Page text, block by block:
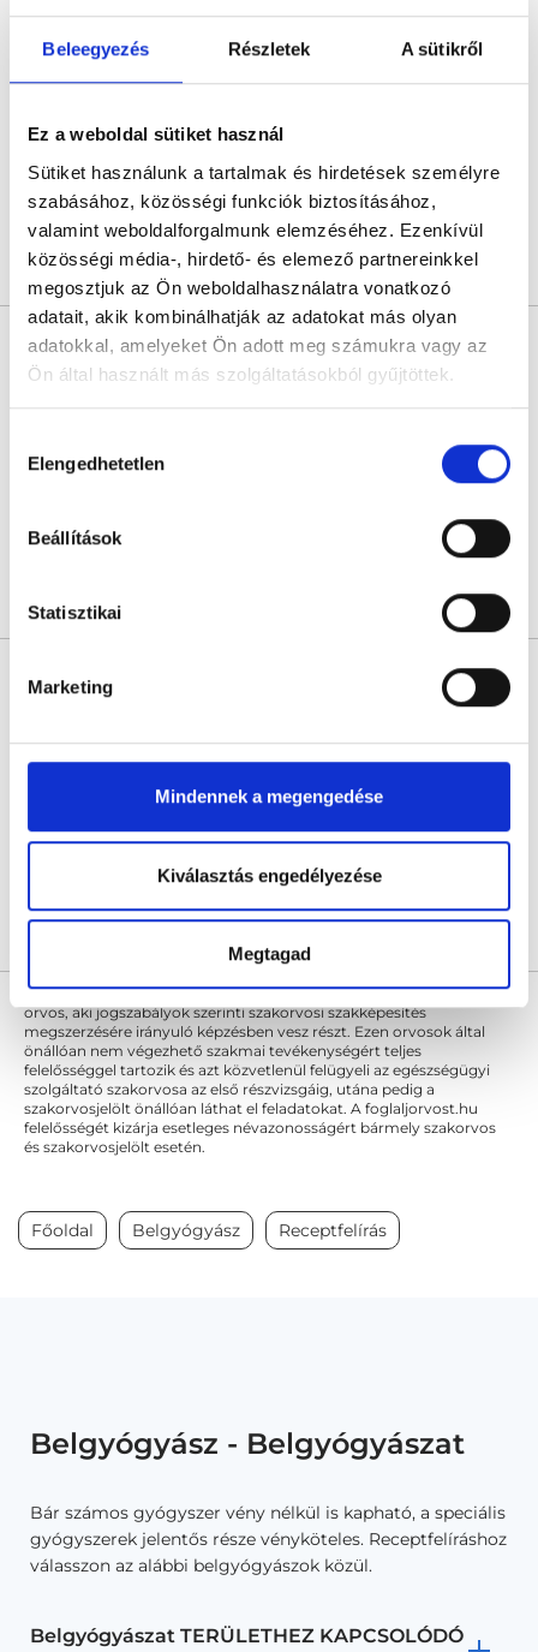
Beleegyezés Részletek A sütikről
Ez a weboldal sütiket használ
Sütiket használunk a tartalmak és hirdetések személyre
szabásához, közösségi funkciók biztosításához,
valamint weboldalforgalmunk elemzéséhez. Ezenkívül
közösségi média-, hirdető- és elemező partnereinkkel
megosztjuk az Ön weboldalhasználatra vonatkozó
adatait, akik kombinálhatják az adatokat más olyan
adatokkal, amelyeket Ön adott meg számukra vagy az
Ön által használt más szolgáltatásokból gyűjtöttek.
szabályzat:https://foglaljorvost.hu/info/foglaljorvost-
kiválasztása
Elengedhetetlen
Beállítások
Statisztikai
Marketing
Mindennek a megengedése
Kiválasztás engedélyezése
Megtagad
Következő időpont:augusztus 11.
Árlista Összes időpont Profil
Dr. Tóth László
Kardiológus
Árlista Profil
Dr. Lukács Miklós Magánrendelése - Pécs
Pécs, Rákóczi út 73/c
Az orvoshoz a FoglaljOrvost.hu oldalon keresztül az időpont foglalás
* Szakorvos jelölt (rezidens): általános orvosi oklevéllel rendelkező
orvos, aki jogszabályok szerinti szakorvosi szakképesítés
megszerzésére irányuló képzésben vesz részt. Ezen orvosok által
önállóan nem végezhető szakmai tevékenységért teljes
felelősséggel tartozik és azt közvetlenül felügyeli az egészségügyi
szolgáltató szakorvosa az első részvizsgáig, utána pedig a
szakorvosjelölt önállóan láthat el feladatokat. A foglaljorvost.hu
felelősségét kizárja esetleges névazonosságért bármely szakorvos
és szakorvosjelölt esetén.
Főoldal Belgyógyász Receptfelírás
Belgyógyász - Belgyógyászat
Bár számos gyógyszer vény nélkül is kapható, a speciális
gyógyszerek jelentős része vényköteles. Receptfelíráshoz
válasszon az alábbi belgyógyászok közül.
Belgyógyászat TERÜLETHEZ KAPCSOLÓDÓ